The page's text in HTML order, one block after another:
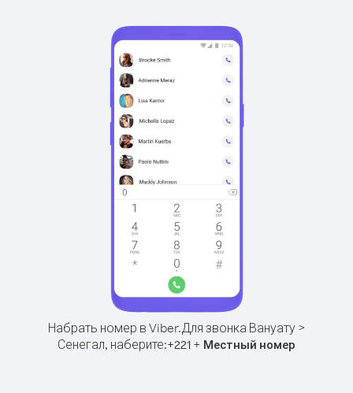
Набрать номер в Viber.Для звонка Вануату >
Сенегал, наберите:+221 + Местный номер